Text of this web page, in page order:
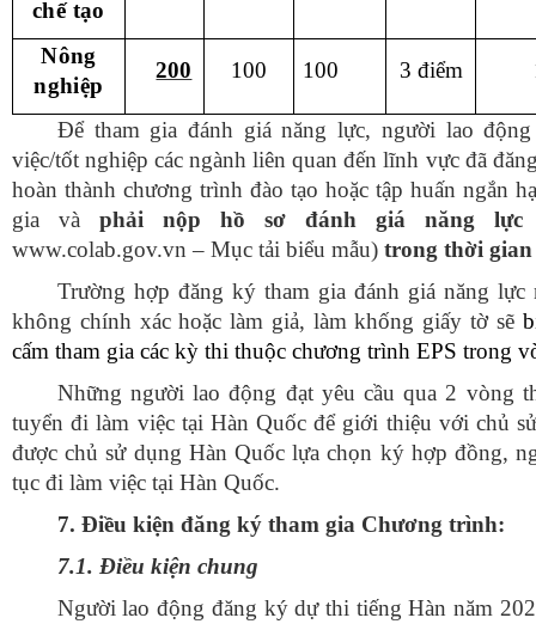
chế tạo
Nông
nghiệp
200 100 100 3 điểm
Để tham gia đánh giá năng lực, người lao
việc/tốt nghiệp các ngành liên quan đến lĩnh vực đã
hoàn thành chương trình đào tạo hoặc tập huấn ngắn
gia và phải nộp hồ sơ đánh giá năng
www.colab.gov.vn – Mục tải biểu mẫu) trong thời
Trường hợp đăng ký tham gia đánh giá năng
không chính xác hoặc làm giả, làm khống giấy tờ sẽ
cấm tham gia các kỳ thi thuộc chương trình EPS trong
Những người lao động đạt yêu cầu qua 2 vòng
tuyển đi làm việc tại Hàn Quốc để giới thiệu với chủ
được chủ sử dụng Hàn Quốc lựa chọn ký hợp đồng,
tục đi làm việc tại Hàn Quốc.
7. Điều kiện đăng ký tham gia Chương trình:
7.1. Điều kiện chung
Người lao động đăng ký dự thi tiếng Hàn năm 20